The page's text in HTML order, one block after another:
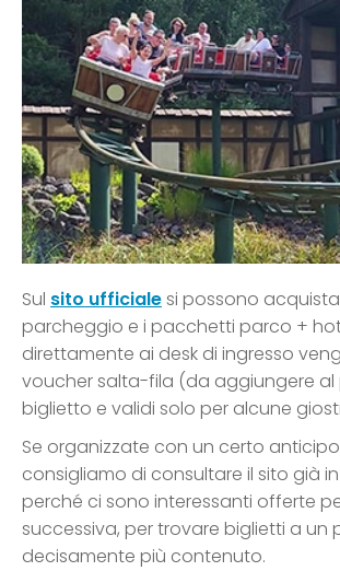
Sul sito ufficialesi possono
parcheggio e i pacchetti parco +
direttamente ai desk di ingresso
voucher salta-fila (da aggiungere al
biglietto e validi solo per alcune
Se organizzate con un certo
consigliamo di consultare il sito già
perché ci sono interessanti offerte
successiva, per trovare biglietti a un
decisamente più contenuto.